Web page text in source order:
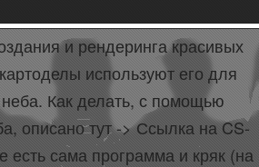
и рендеринга красивых
используют его для
неба. Как делать, с помощью
описано тут -> Ссылка на CS-
есть сама программа и кряк (на